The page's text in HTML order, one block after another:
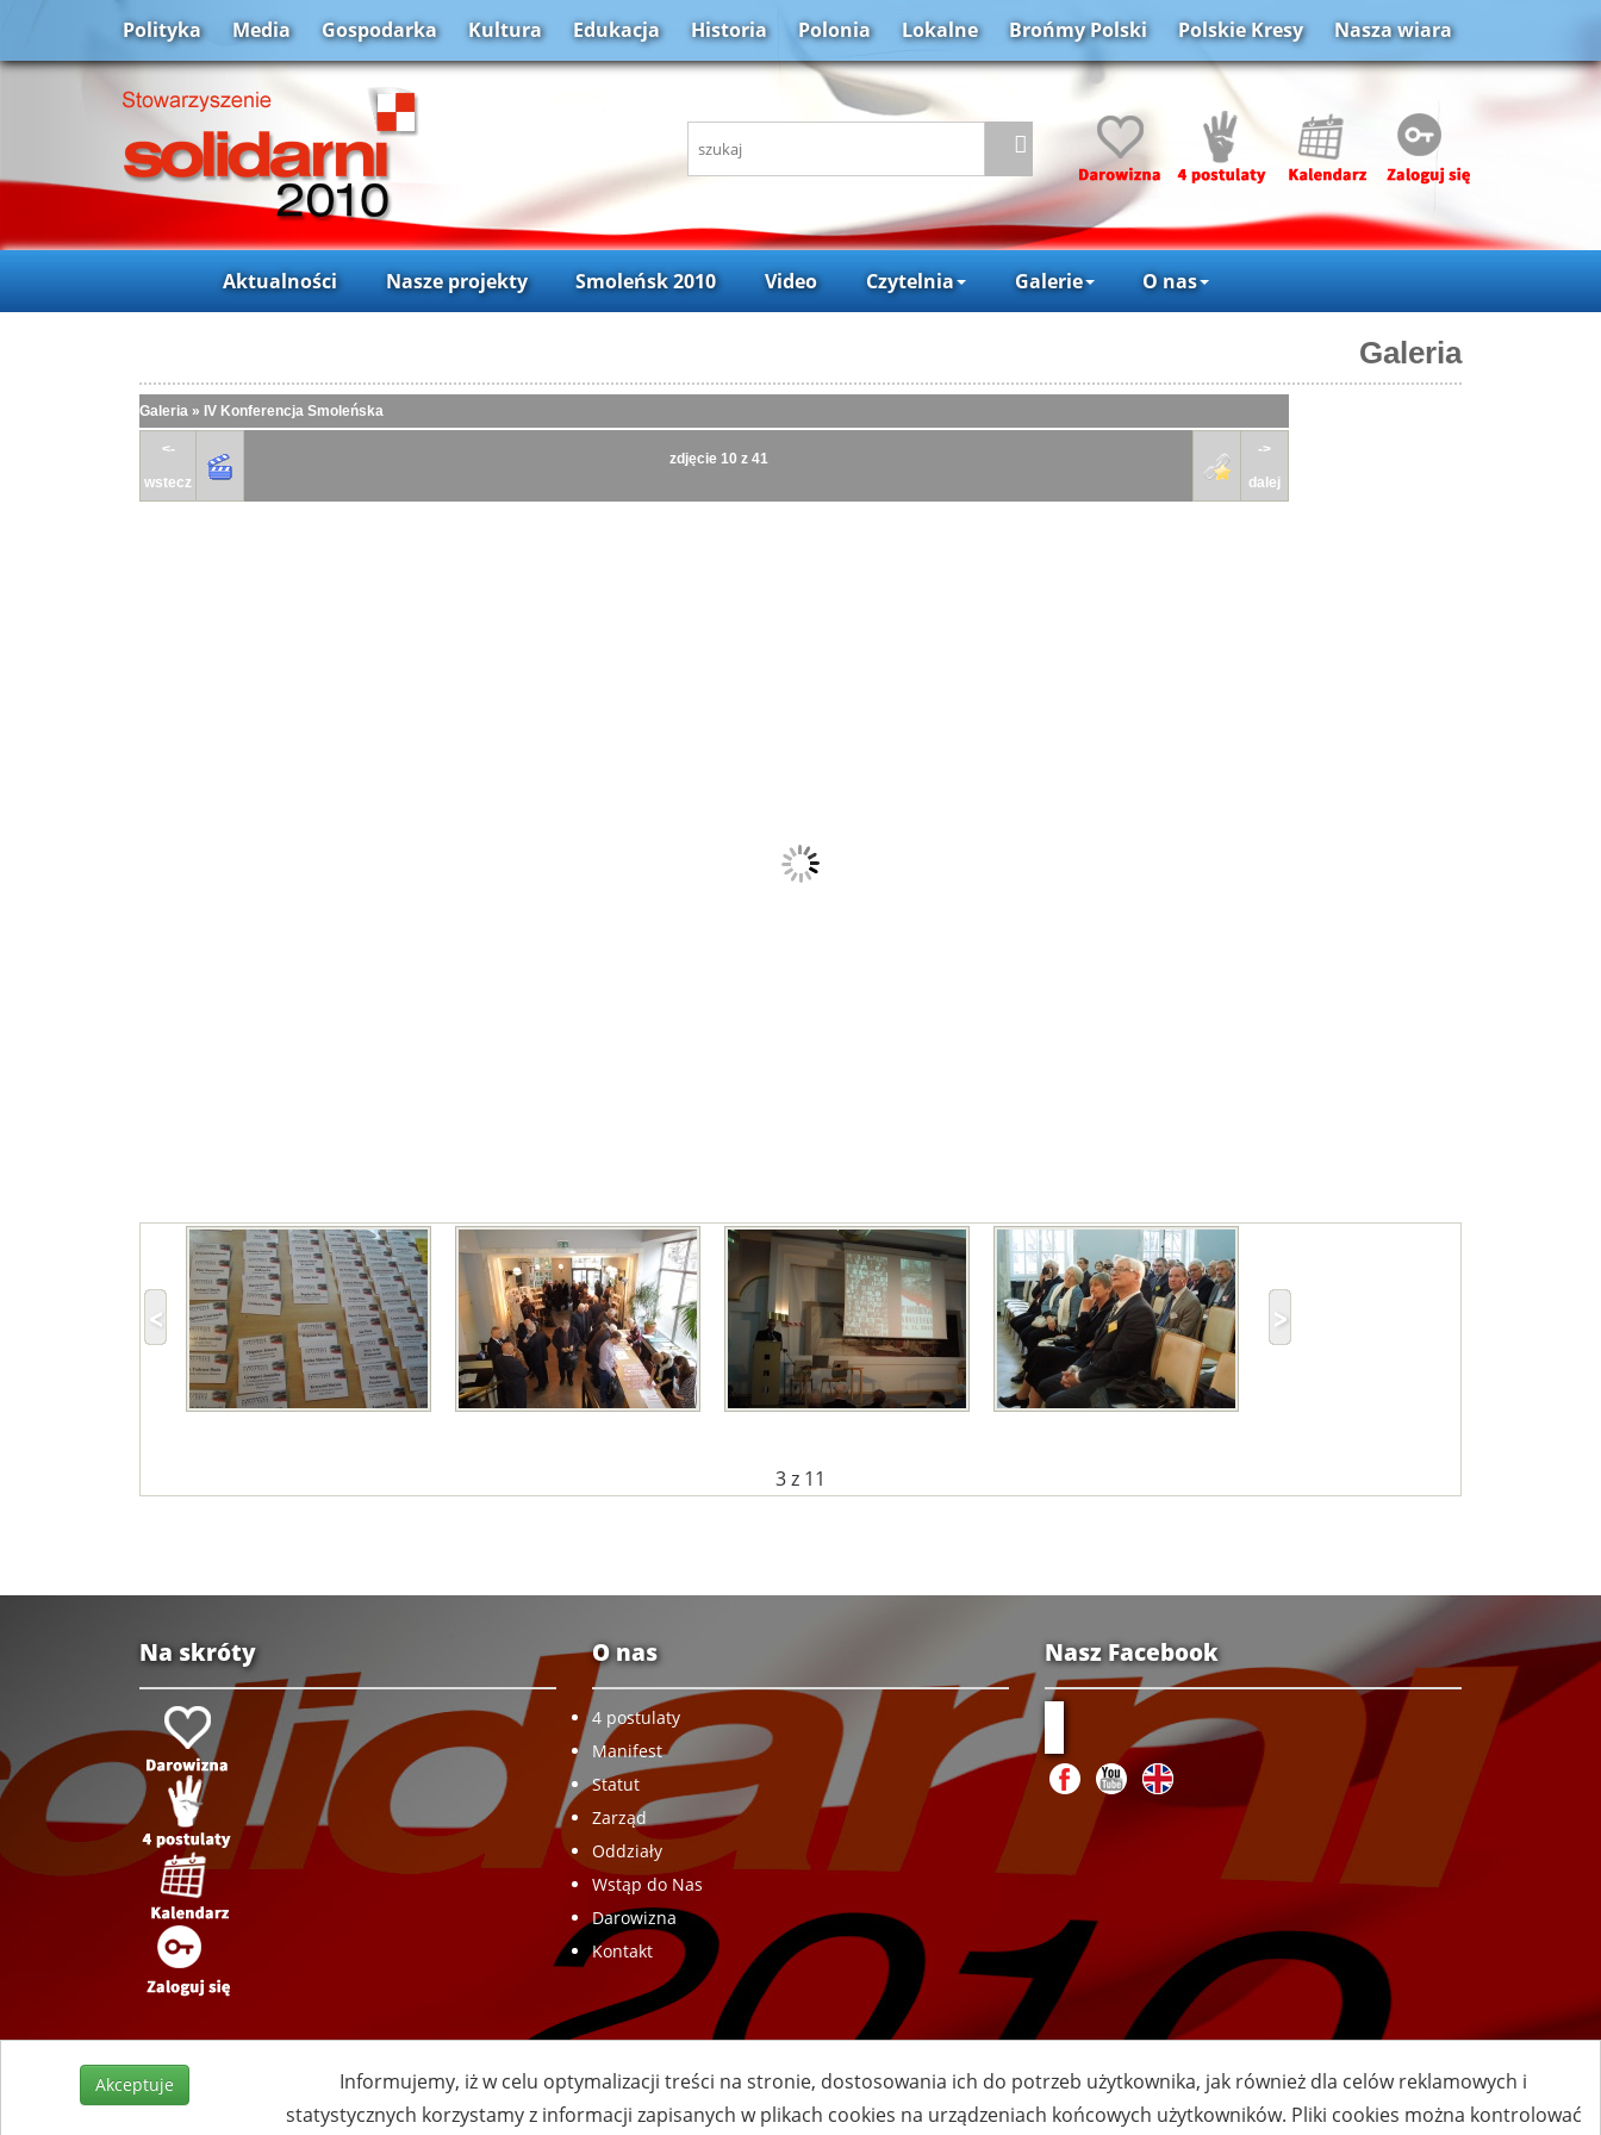
Polityka Media Gospodarka Kultura Edukacja Historia Polonia Lokalne Brońmy Polski Polskie Kresy Nasza wiara
Aktualności Nasze projekty Smoleńsk 2010 Video Czytelnia Galerie O nas
Galeria
Galeria » IV Konferencja Smoleńska
<-
wstecz
zdjęcie 10 z 41
->
dalej
3z 11
Na skróty O nas
4 postulaty
Manifest
Statut
Zarząd
Oddziały
Wstąp do Nas
Darowizna
Kontakt
Nasz Facebook
Akceptuje
Informujemy, iż w celu optymalizacji treści na stronie, dostosowania ich do potrzeb użytkownika, jak również dla celów reklamowych i
statystycznych korzystamy z informacji zapisanych w plikach cookies na urządzeniach końcowych użytkowników. Pliki cookies można kontrolować